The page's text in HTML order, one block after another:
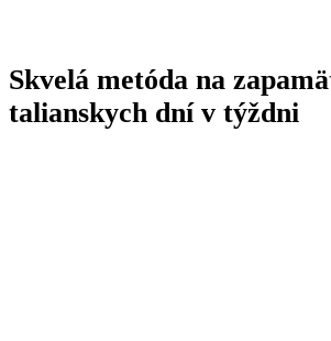
Skvelá metóda na
talianskych dní v týždni